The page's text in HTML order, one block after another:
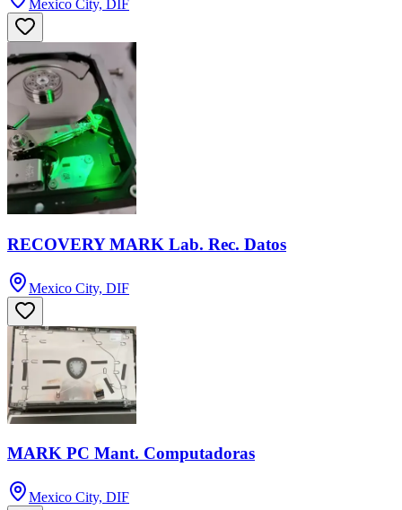
Mexico City, DIF
RECOVERY MARK Lab. Rec. Datos
Mexico City, DIF
MARK PC Mant. Computadoras
Mexico City, DIF